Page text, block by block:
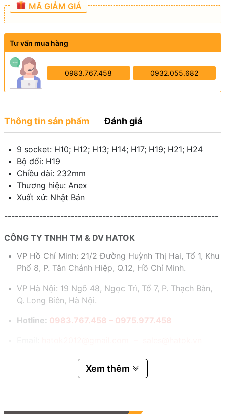
MÃ GIẢM GIÁ
Tư vấn mua hàng
0983.767.458 0932.055.682
Thông tin sản phẩm Đánh giá
9 socket: H10; H12; H13; H14; H17; H19; H21; H24
Bộ đổi: H19
Chiều dài: 232mm
Thương hiệu: Anex
Xuất xứ: Nhật Bản
-------------------------------------------------------------
CÔNG TY TNHH TM & DV HATOK
VP Hồ Chí Minh: 21/2 Đường Huỳnh Thị Hai, Tổ 1, Khu
Phố 8, P. Tân Chánh Hiệp, Q.12, Hồ Chí Minh.
VP Hà Nội: 19 Ngõ 48, Ngọc Trì, Tổ 7, P. Thạch Bàn,
Q. Long Biên, Hà Nội.
Hotline: 0983.767.458 – 0975.977.458
Xem thêm